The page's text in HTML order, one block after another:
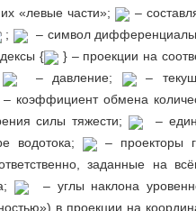
«левые части»;
–
;
– символ
{
} – проекции на
– давление;
–
– коэффициент обмена
силы тяжести;
–
водотока;
– проекторы
заданные на
– углы наклона
в проекции на